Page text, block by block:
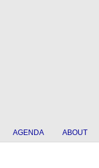
AGENDA ABOUT